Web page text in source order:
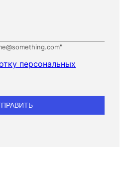
персональных